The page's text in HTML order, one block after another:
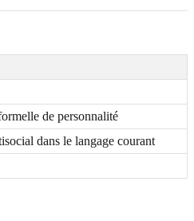
de personnalité
dans le langage courant